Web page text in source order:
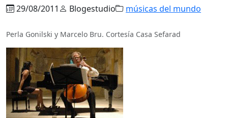
29/08/2011 Blogestudio músicas del mundo
Perla Gonilski y Marcelo Bru. Cortesía Casa Sefarad